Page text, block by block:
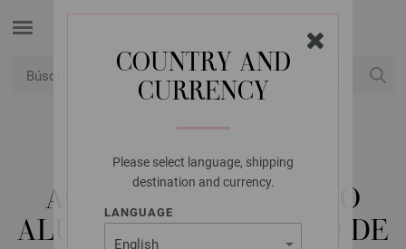
COUNTRY AND
CURRENCY
Please select language, shipping
destination and currency.
LANGUAGE
LANA GROSSA
AGUJA DE GANCHILLO
ALUMINIO CON MANGO DE